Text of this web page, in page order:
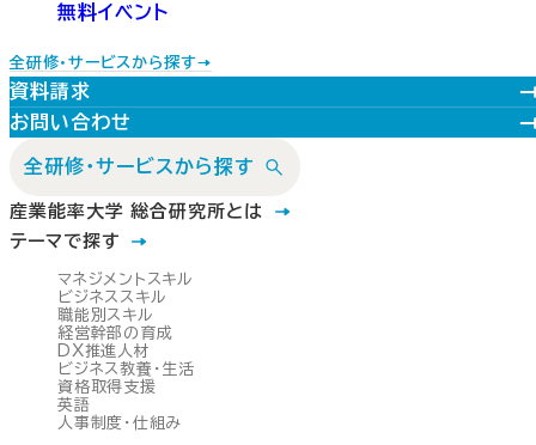
無料イベント
全研修・サービスから探す
資料請求
お問い合わせ
全研修・サービスから探す
産業能率大学 総合研究所とは
テーマで探す
マネジメントスキル
ビジネススキル
職能別スキル
経営幹部の育成
DX推進人材
ビジネス教養・生活
資格取得支援
英語
人事制度・仕組み